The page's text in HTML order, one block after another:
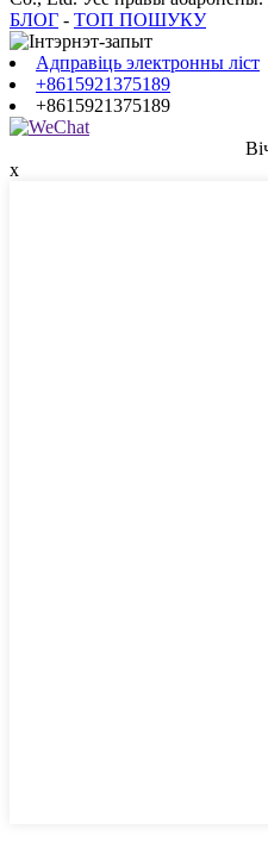
БЛОГ - ТОП ПОШУКУ
Адправіць электронны ліст
+8615921375189
+8615921375189
x